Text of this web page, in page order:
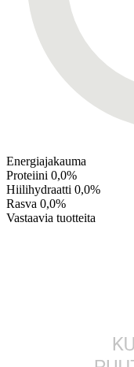
Energiajakauma
Proteiini 0,0%
Hiilihydraatti 0,0%
Rasva 0,0%
Vastaavia tuotteita